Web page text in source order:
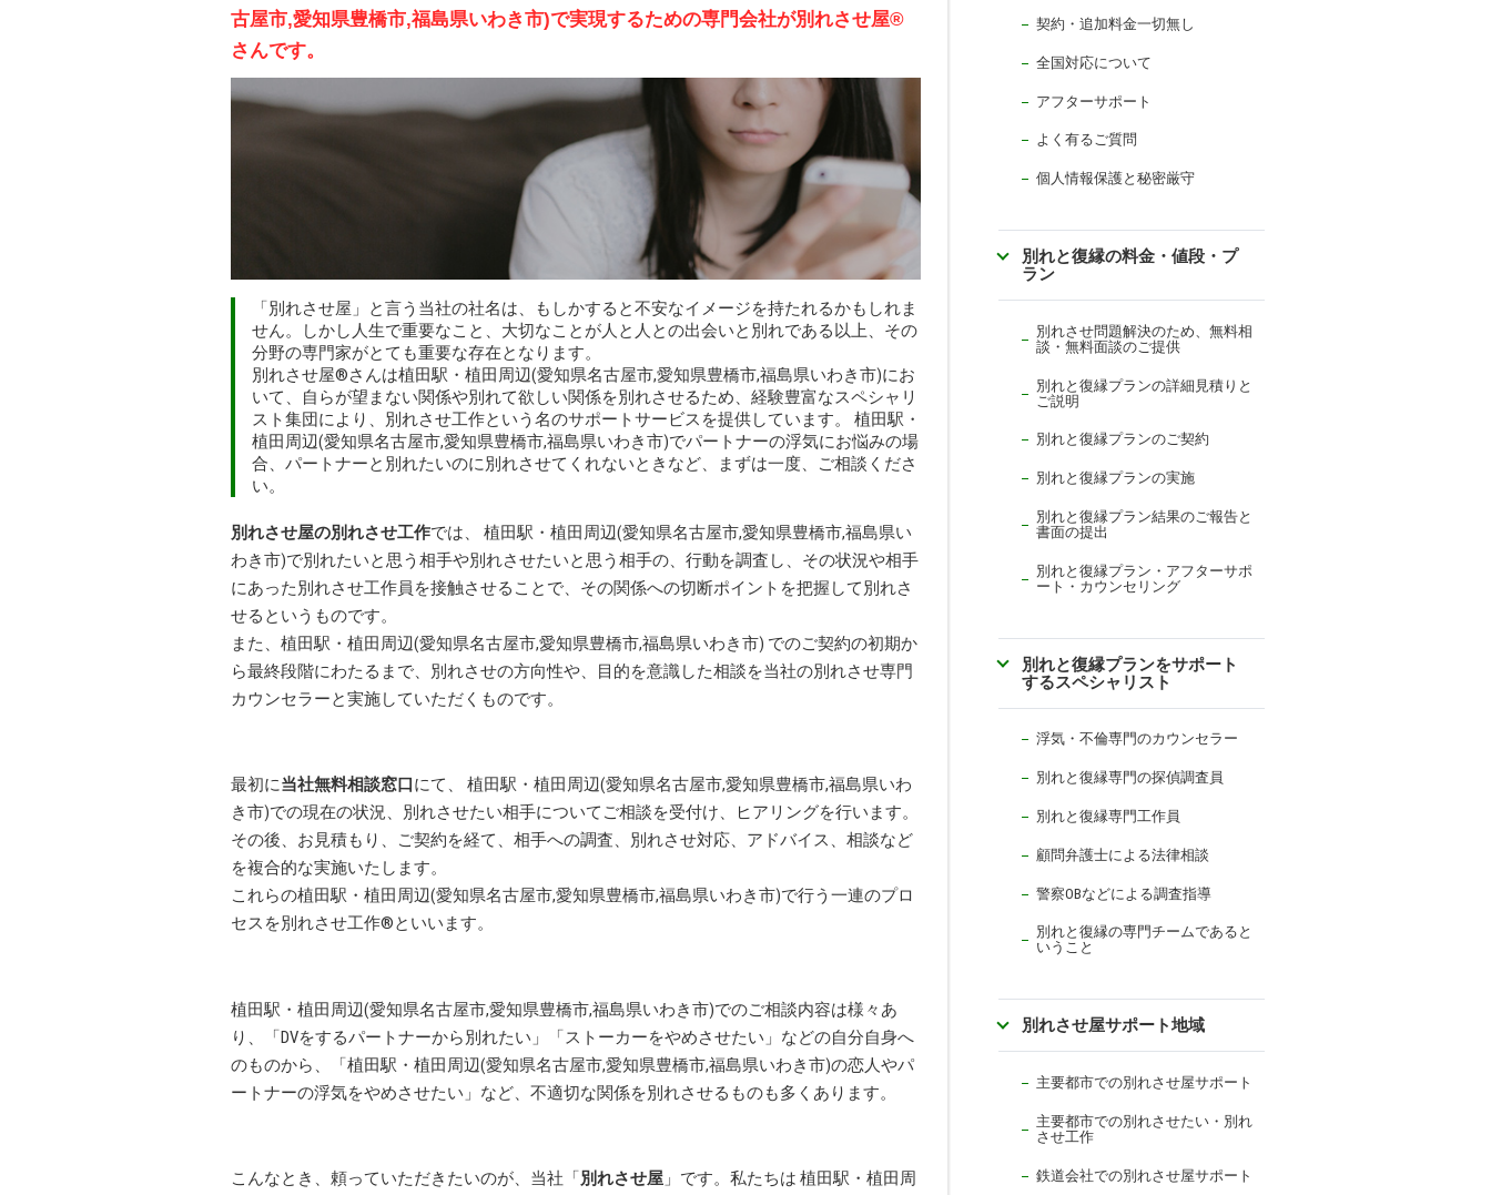
古屋市,愛知県豊橋市,福島県いわき市)で実現するための専門会社が別れさせ屋®
さんです。
「別れさせ屋 」と言う当社の社名は、もしかすると不安なイメージを持たれるかもしれま
せん。しかし人生で重要なこと、大切なことが人と人との出会いと別れである以上、その
分野の専門家がとても重要な存在となります。
別れさせ屋®さんは植田駅・植田周辺(愛知県名古屋市,愛知県豊橋市,福島県いわき市)にお
いて、自らが望まない関係や別れて欲しい関係を別れさせるため、経験豊富なスペシャリ
スト集団により、 別れさせ工作という名のサポートサービスを提供しています。 植田駅・
植田周辺(愛知県名古屋市,愛知県豊橋市,福島県いわき市)でパートナーの浮気にお悩みの場
合、パートナーと別れたいのに別れさせてくれないときなど、まずは一度、ご相談くださ
い。
別れさせ屋の別れさせ工作では、 植田駅・植田周辺(愛知県名古屋市,愛知県豊橋市,福島県い
わき市)で別れたいと思う相手や別れさせたいと思う相手の、行動を調査し、その状況や相手
にあった別れさせ工作員を接触させることで、その関係への切断ポイントを把握して別れさ
せるというものです。
また、植田駅・植田周辺(愛知県名古屋市,愛知県豊橋市,福島県いわき市) でのご契約の初期か
ら最終段階にわたるまで、別れさせの方向性や、目的を意識した相談を当社の別れさせ専門
カウンセラーと実施していただくものです。
最初に当社無料相談窓口 にて、 植田駅・植田周辺(愛知県名古屋市,愛知県豊橋市,福島県いわ
き市)での現在の状況、別れさせたい相手についてご相談を受付け、ヒアリングを行います。
その後、お見積もり、ご契約を経て、相手への調査、別れさせ対応、アドバイス、相談など
を複合的な実施いたします。
これらの植田駅・植田周辺(愛知県名古屋市,愛知県豊橋市,福島県いわき市)で行う一連のプロ
セスを別れさせ工作®といいます。
植田駅・植田周辺(愛知県名古屋市,愛知県豊橋市,福島県いわき市)でのご相談内容は様々あ
り、「DVをするパートナーから別れたい」「ストーカーをやめさせたい」などの自分自身へ
のものから、「植田駅・植田周辺(愛知県名古屋市,愛知県豊橋市,福島県いわき市)の恋人やパ
ートナーの浮気をやめさせたい」など、不適切な関係を別れさせるものも多くあります。
こんなとき、頼っていただきたいのが、当社「別れさせ屋 」です。私たちは 植田駅・植田周
契約・追加料金一切無し
全国対応について
アフターサポート
よく有るご質問
個人情報保護と秘密厳守
別れと復縁の料金・値段・プ
ラン
別れさせ問題解決のため、無料相
談・無料面談のご提供
別れと復縁プランの詳細見積りと
ご説明
別れと復縁プランのご契約
別れと復縁プランの実施
別れと復縁プラン結果のご報告と
書面の提出
別れと復縁プラン・アフターサポ
ート・カウンセリング
別れと復縁プランをサポート
するスペシャリスト
浮気・不倫専門のカウンセラー
別れと復縁専門の探偵調査員
別れと復縁専門工作員
顧問弁護士による法律相談
警察OBなどによる調査指導
別れと復縁の専門チームであると
いうこと
別れさせ屋サポート地域
主要都市での別れさせ屋サポート
主要都市での別れさせたい・別れ
させ工作
鉄道会社での別れさせ屋サポート